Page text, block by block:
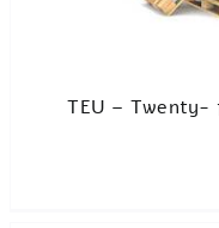
נפח של מכולה נמדד ביחידות ששמן TEU – Twenty-